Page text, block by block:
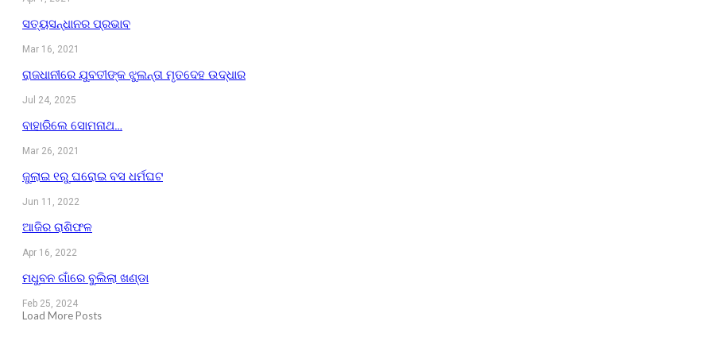
ସତ୍ୟସନ୍ଧାନର ପ୍ରଭାବ
Mar 16, 2021
ରାଜଧାନୀରେ ଯୁବତୀଙ୍କ ଝୁଲନ୍ତା ମୃତଦେହ ଉଦ୍ଧାର
Jul 24, 2025
ବାହାରିଲେ ସୋମନାଥ…
Mar 26, 2021
ଜୁଲାଇ ୧ରୁ ଘରୋଇ ବସ ଧର୍ମଘଟ
Jun 11, 2022
ଆଜିର ରାଶିଫଳ
Apr 16, 2022
ମଧୁବନ ଗାଁରେ ବୁଲିଲା ଖଣ୍ଡା
Feb 25, 2024
Load More Posts